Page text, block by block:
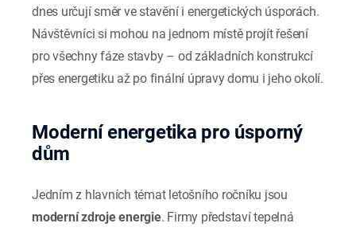
dnes určují směr ve stavění i energetických úsporách.
Návštěvníci si mohou na jednom místě projít řešení
pro všechny fáze stavby – od základních konstrukcí
přes energetiku až po finální úpravy domu i jeho okolí.
Moderní energetika pro úsporný
dům
Jedním z hlavních témat letošního ročníku jsou
moderní zdroje energie. Firmy představí tepelná